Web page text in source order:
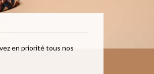
en priorité tous nos